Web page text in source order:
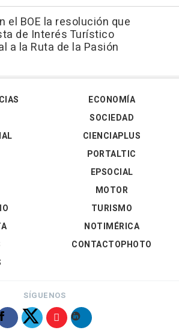
el BOE la resolución que
de Interés Turístico
a la Ruta de la Pasión
ECONOMÍA
SOCIEDAD
CIENCIAPLUS
PORTALTIC
EPSOCIAL
MOTOR
TURISMO
NOTIMÉRICA
CONTACTOPHOTO
SÍGUENOS